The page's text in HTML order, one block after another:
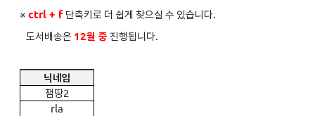
※ ctrl + f 단축키로 더 쉽게 찾으실 수 있습니다.
도서배송은 12월 중 진행됩니다.
닉네임
잼땅2
rla